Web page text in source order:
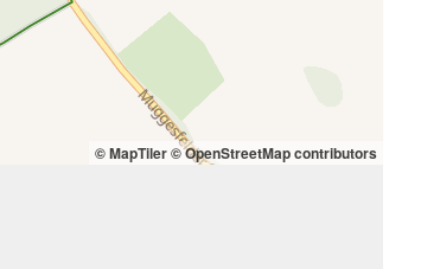
© MapTiler© OpenStreetMap contributors